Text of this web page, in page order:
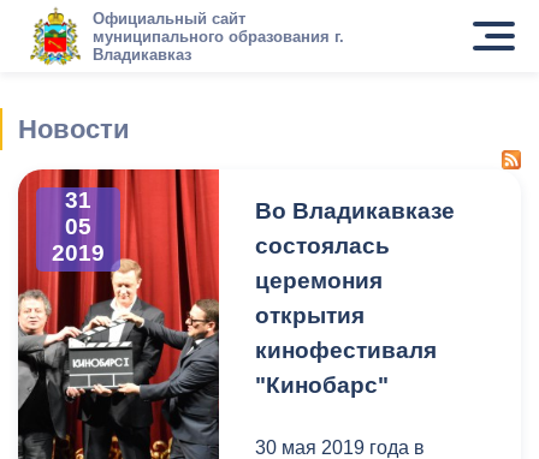
Официальный сайт
муниципального образования г.
Владикавказ
Новости
31
05
2019
Во Владикавказе
состоялась
церемония
открытия
кинофестиваля
"Кинобарс"
30 мая 2019 года в